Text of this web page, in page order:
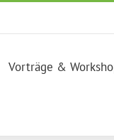
Vorträge &